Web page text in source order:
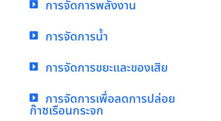
การจัดการพลังงาน
การจัดการน้ำ
การจัดการขยะและของเสีย
การจัดการเพื่อลดการปล่อย
ก๊าซเรือนกระจก